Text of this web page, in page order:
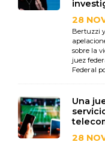
28
Bertuzzi
sobre la
juez
Federal
Una
28